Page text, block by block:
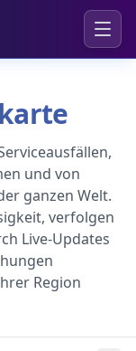
und von
ganzen Welt.
verfolgen
Live-Updates
Region